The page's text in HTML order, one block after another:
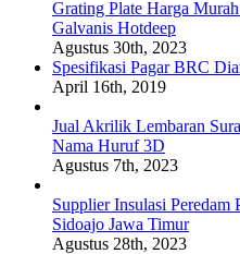
Grating Plate Harga
Galvanis Hotdeep
Agustus 30th, 2023
Spesifikasi Pagar BRC
April 16th, 2019
Jual Akrilik Lembaran
Nama Huruf 3D
Agustus 7th, 2023
Supplier Insulasi Peredam
Sidoajo Jawa Timur
Agustus 28th, 2023